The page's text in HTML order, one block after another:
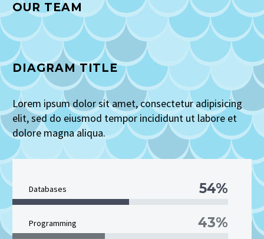
OUR TEAM
DIAGRAM TITLE
Lorem ipsum dolor sit amet, consectetur adipisicing
elit, sed do eiusmod tempor incididunt ut labore et
dolore magna aliqua.
Databases 54%
Programming 43%